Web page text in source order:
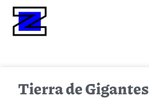
Tierra de Gigantes